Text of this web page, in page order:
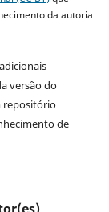
da autoria
versão do
repositório
de